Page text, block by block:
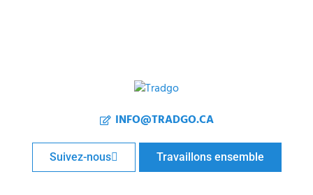
INFO@TRADGO.CA
Suivez-nous Travaillons ensemble